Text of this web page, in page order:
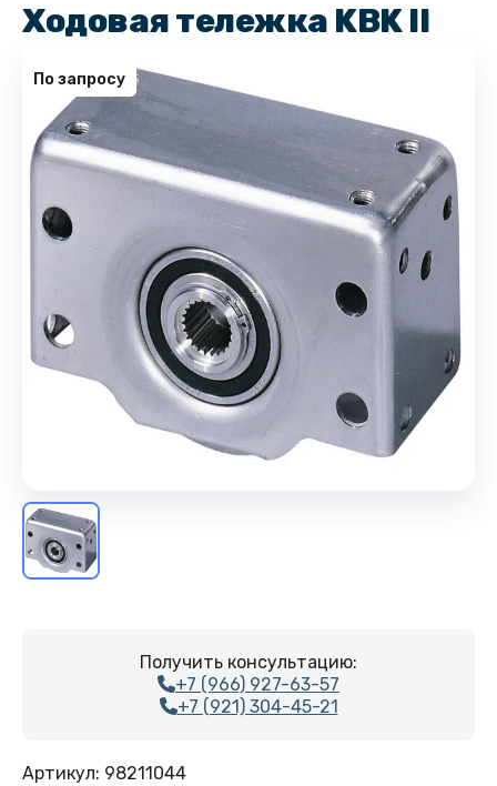
Ходовая тележка KBK II
По запросу
Получить консультацию:
+7 (966) 927-63-57
+7 (921) 304-45-21
Артикул: 98211044